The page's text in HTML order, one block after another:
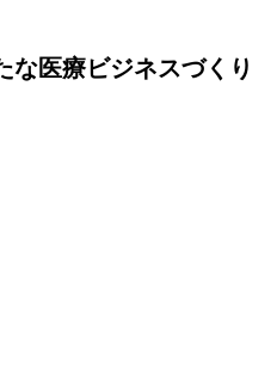
な医療ビジネスづくり